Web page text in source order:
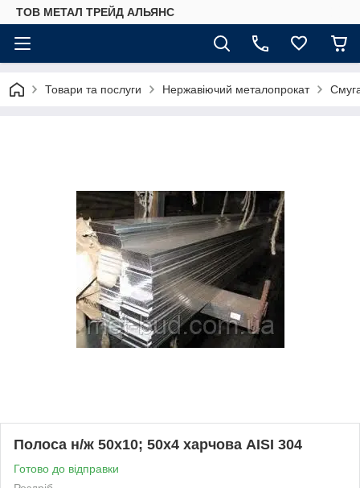
ТОВ МЕТАЛ ТРЕЙД АЛЬЯНС
Товари та послуги Нержавіючий металопрокат
Полоса н/ж 50х10; 50х4 харчова AISI 304
Готово до відправки